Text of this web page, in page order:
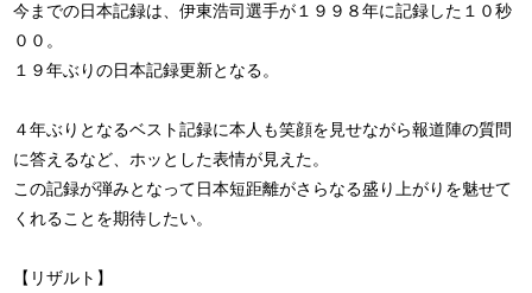
今までの日本記録は、伊東浩司選手が１９９８年に記録した１０秒
００。
１９年ぶりの日本記録更新となる。
４年ぶりとなるベスト記録に本人も笑顔を見せながら報道陣の質問
に答えるなど、ホッとした表情が見えた。
この記録が弾みとなって日本短距離がさらなる盛り上がりを魅せて
くれることを期待したい。
【リザルト】